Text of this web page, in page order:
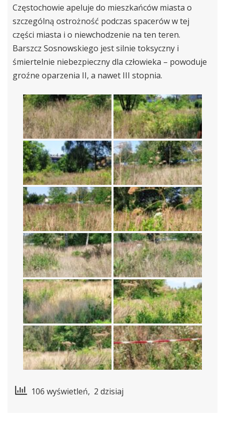
Częstochowie apeluje do mieszkańców miasta o
szczególną ostrożność podczas spacerów w tej
części miasta i o niewchodzenie na ten teren.
Barszcz Sosnowskiego jest silnie toksyczny i
śmiertelnie niebezpieczny dla człowieka – powoduje
groźne oparzenia II, a nawet III stopnia.
106 wyświetleń, 2 dzisiaj